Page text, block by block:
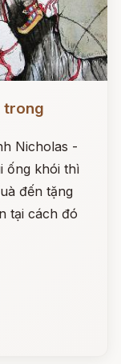
trong
Nicholas -
ống khói thì
đến tặng
tại cách đó